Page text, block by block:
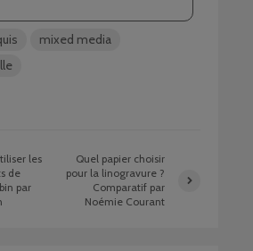
mixed media
les
de
par
Quel papier choisir
pour la linogravure ?
Comparatif par
Noémie Courant